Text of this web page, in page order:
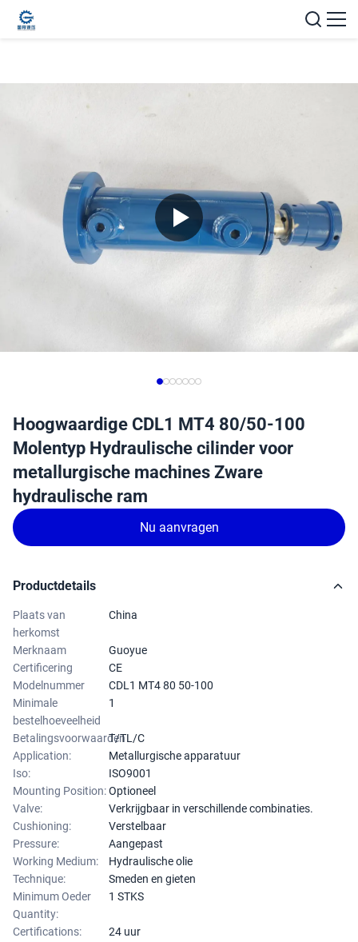
Hoogwaardige CDL1 MT4 80/50-100
Molentyp Hydraulische cilinder voor
metallurgische machines Zware
hydraulische ram
Nu aanvragen
Productdetails
Plaats van
herkomst
China
Merknaam
Guoyue
Certificering
CE
Modelnummer
CDL1 MT4 80 50-100
Minimale
bestelhoeveelheid
1
BetalingsvoorwaardenT/TL/C
Application:
Metallurgische apparatuur
Iso:
ISO9001
Mounting Position:Optioneel
Valve:
Verkrijgbaar in verschillende combinaties.
Cushioning:
Verstelbaar
Pressure:
Aangepast
Working Medium:
Hydraulische olie
Technique:
Smeden en gieten
Minimum Oeder
Quantity:
1 STKS
Certifications:
24 uur